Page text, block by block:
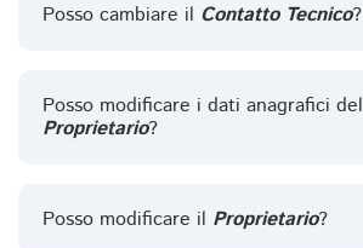
Posso cambiare il Contatto Tecnico?
Posso modificare i dati anagrafici del
Proprietario?
Posso modificare il Proprietario?